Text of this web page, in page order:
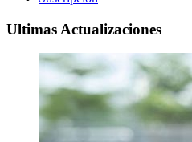
Ultimas Actualizaciones